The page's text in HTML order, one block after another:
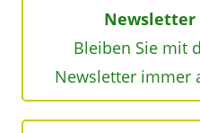
Newsletter
Bleiben Sie mit
Newsletter immer